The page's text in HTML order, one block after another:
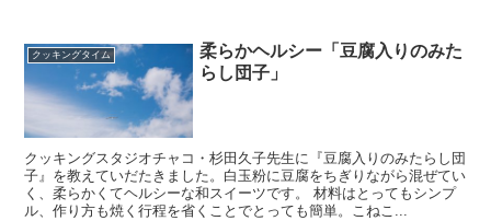
クッキングタイム
柔らかヘルシー「豆腐入りのみた
らし団子」
クッキングスタジオチャコ・杉田久子先生に『豆腐入りのみたらし団
子』を教えていだたきました。白玉粉に豆腐をちぎりながら混ぜてい
く、柔らかくてヘルシーな和スイーツです。 材料はとってもシンプ
ル、作り方も焼く行程を省くことでとっても簡単。こねこ...